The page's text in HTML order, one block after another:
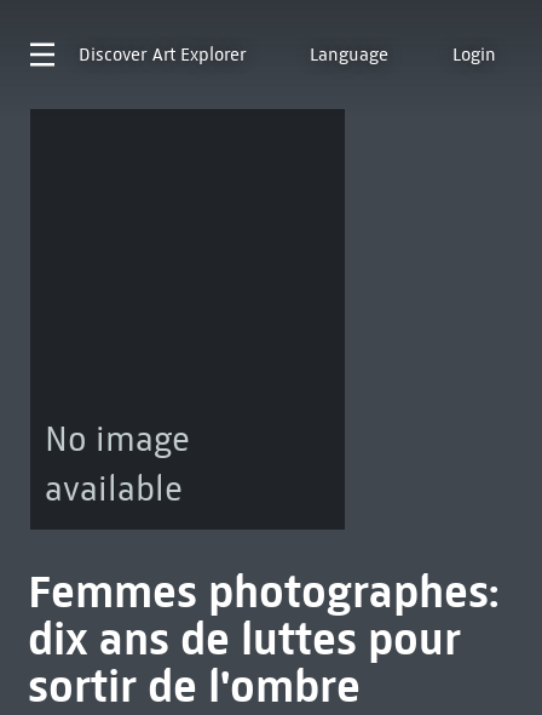
Discover Art Explorer Language Login
No image
available
Femmes photographes:
dix ans de luttes pour
sortir de l'ombre